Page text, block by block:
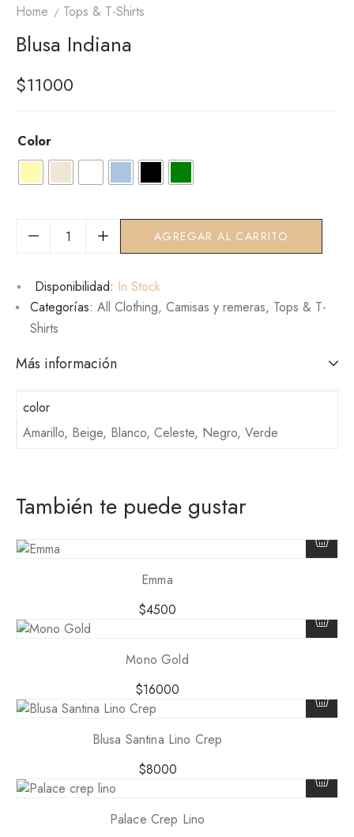
Home Tops & T-Shirts
Blusa Indiana
$11000
Color
AGREGAR AL CARRITO
Disponibilidad: In Stock
Categorías: All Clothing, Camisas y remeras, Tops & T-
Shirts
Más información
color
Amarillo, Beige, Blanco, Celeste, Negro, Verde
También te puede gustar
Emma
$4500
Mono Gold
$16000
Blusa Santina Lino Crep
$8000
Palace Crep Lino